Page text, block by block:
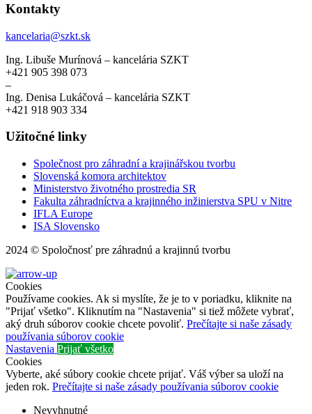
Kontakty
kancelaria@szkt.sk
Ing. Libuše Murínová – kancelária SZKT
+421 905 398 073
–
Ing. Denisa Lukáčová – kancelária SZKT
+421 918 903 334
Užitočné linky
Společnost pro záhradní a krajinářskou tvorbu
Slovenská komora architektov
Ministerstvo životného prostredia SR
Fakulta záhradníctva a krajinného inžinierstva SPU v Nitre
IFLA Europe
ISA Slovensko
2024 © Spoločnosť pre záhradnú a krajinnú tvorbu
Cookies
Používame cookies. Ak si myslíte, že je to v poriadku, kliknite na
"Prijať všetko". Kliknutím na "Nastavenia" si tiež môžete vybrať,
aký druh súborov cookie chcete povoliť. Prečítajte si naše zásady
používania súborov cookie
Nastavenia Prijať všetko
Cookies
Vyberte, aké súbory cookie chcete prijať. Váš výber sa uloží na
jeden rok. Prečítajte si naše zásady používania súborov cookie
Nevyhnutné